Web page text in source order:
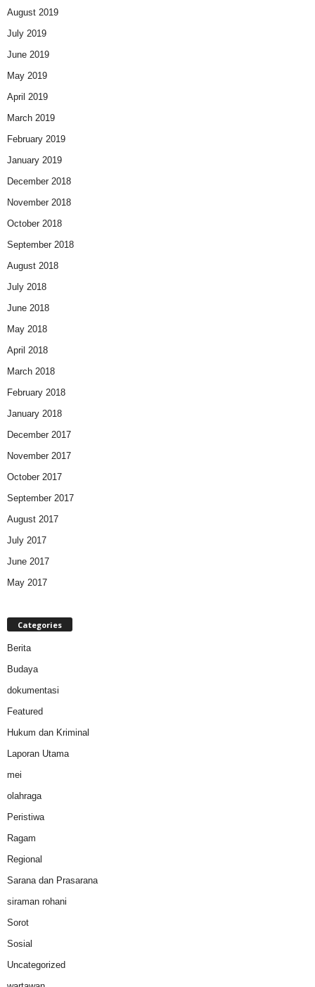
August 2019
July 2019
June 2019
May 2019
April 2019
March 2019
February 2019
January 2019
December 2018
November 2018
October 2018
September 2018
August 2018
July 2018
June 2018
May 2018
April 2018
March 2018
February 2018
January 2018
December 2017
November 2017
October 2017
September 2017
August 2017
July 2017
June 2017
May 2017
Categories
Berita
Budaya
dokumentasi
Featured
Hukum dan Kriminal
Laporan Utama
mei
olahraga
Peristiwa
Ragam
Regional
Sarana dan Prasarana
siraman rohani
Sorot
Sosial
Uncategorized